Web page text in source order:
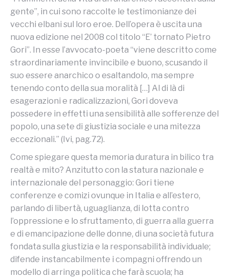
gente”, in cui sono raccolte le testimonianze dei
vecchi elbani sul loro eroe. Dell’opera è uscita una
nuova edizione nel 2008 col titolo “E’ tornato Pietro
Gori”. In esse l’avvocato-poeta “viene descritto come
straordinariamente invincibile e buono, scusando il
suo essere anarchico o esaltandolo, ma sempre
tenendo conto della sua moralità […] Al di là di
esagerazioni e radicalizzazioni, Gori doveva
possedere in effetti una sensibilità alle sofferenze del
popolo, una sete di giustizia sociale e una mitezza
eccezionali.” (Ivi, pag.72).
Come spiegare questa memoria duratura in bilico tra
realtà e mito? Anzitutto con la statura nazionale e
internazionale del personaggio: Gori tiene
conferenze e comizi ovunque in Italia e all’estero,
parlando di libertà, uguaglianza, di lotta contro
l’oppressione e lo sfruttamento, di guerra alla guerra
e di emancipazione delle donne, di una società futura
fondata sulla giustizia e la responsabilità individuale;
difende instancabilmente i compagni offrendo un
modello di arringa politica che farà scuola; ha